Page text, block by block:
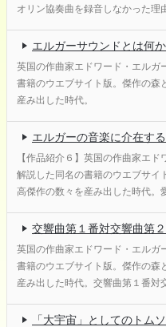
オリン協奏曲を録音しなかった理
エルガーサウンドとは何か
英国の作曲家エドワード・エルガ
書籍のウエブサイト版。傑作の森
産み出した時代。
エルガーの音楽に介在す
【作品紹介６】英国の作曲家エ
解説した同名の書籍のウエブサイ
高傑作の数々を産み出した時代。
交響曲第１番対交響曲第
英国の作曲家エドワード・エルガ
書籍のウエブサイト版。傑作の森
産み出した時代。交響曲第１番対
「大宇宙」としてのトム